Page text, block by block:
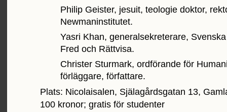
Philip Geister, jesuit, teologie doktor,
Newmaninstitutet.
Yasri Khan, generalsekreterare,
Fred och Rättvisa.
Christer Sturmark, ordförande för
förläggare, författare.
Plats: Nicolaisalen, Själagårdsgatan 13,
100 kronor; gratis för studenter